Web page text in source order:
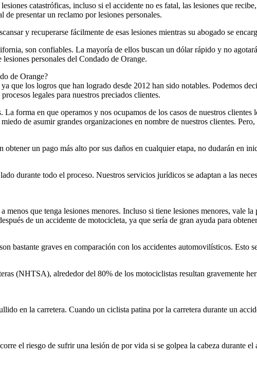
catastróficas, incluso si el accidente no es fatal, las lesiones que
presentar un reclamo por lesiones personales.
y recuperarse fácilmente de esas lesiones mientras su abogado se
son confiables. La mayoría de ellos buscan un dólar rápido y no
personales del Condado de Orange.
de Orange?
que los logros que han logrado desde 2012 han sido notables. Podemos
legales para nuestros preciados clientes.
forma en que operamos y nos ocupamos de los casos de nuestros clientes
de asumir grandes organizaciones en nombre de nuestros clientes.
un pago más alto por sus daños en cualquier etapa, no dudarán en
durante todo el proceso. Nuestros servicios jurídicos se adaptan a las
que tenga lesiones menores. Incluso si tiene lesiones menores, vale
de un accidente de motocicleta, ya que sería de gran ayuda para
bastante graves en comparación con los accidentes automovilísticos. Esto
(NHTSA), alrededor del 80% de los motociclistas resultan gravemente
en la carretera. Cuando un ciclista patina por la carretera durante un
el riesgo de sufrir una lesión de por vida si se golpea la cabeza durante